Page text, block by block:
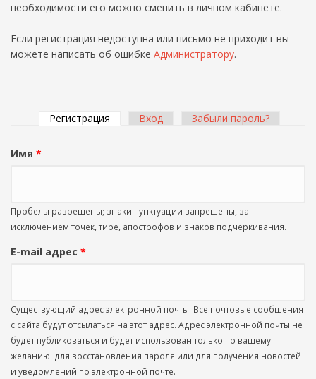
необходимости его можно сменить в личном кабинете.
Если регистрация недоступна или письмо не приходит вы
можете написать об ошибке Администратору.
Регистрация (активная вкладка)
Вход Забыли пароль?
Имя *
Пробелы разрешены; знаки пунктуации запрещены, за
исключением точек, тире, апострофов и знаков подчеркивания.
E-mail адрес *
Существующий адрес электронной почты. Все почтовые сообщения
с сайта будут отсылаться на этот адрес. Адрес электронной почты не
будет публиковаться и будет использован только по вашему
желанию: для восстановления пароля или для получения новостей
и уведомлений по электронной почте.